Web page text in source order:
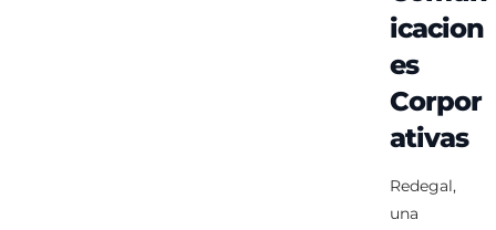
icacion
es
Corpor
ativas
Redegal,
una